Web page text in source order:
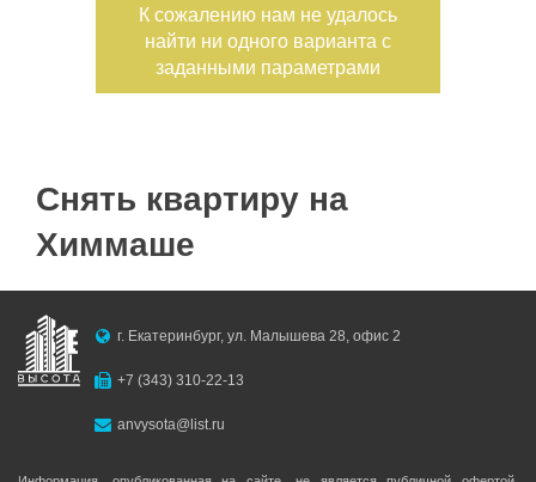
Снять квартиру на
Химмаше
К сожалению нам не удалось
найти ни одного варианта с
заданными параметрами
г. Екатеринбург, ул. Малышева 28, офис 2
+7 (343) 310-22-13
anvysota@list.ru